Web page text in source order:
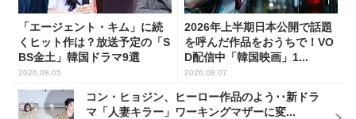
「エージェント・キム」に続
くヒット作は？放送予定の「S
BS金土」韓国ドラマ9選
2026.08.05
2026年上半期日本公開で話題
を呼んだ作品をおうちで！VO
D配信中「韓国映画」1...
2026.08.07
コン・ヒョジン、ヒーロー作品のよう･･新ドラ
マ「人妻キラー」ワーキングマザーに変...